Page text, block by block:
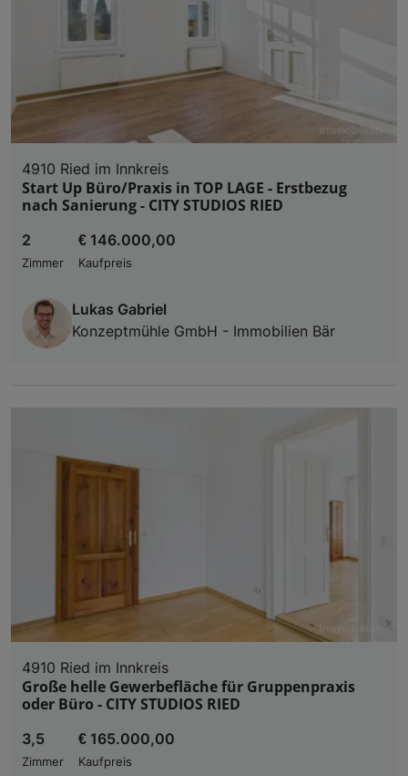
4910 Ried im Innkreis
Start Up Büro/Praxis in TOP LAGE - Erstbezug
nach Sanierung - CITY STUDIOS RIED
2
Zimmer
€ 146.000,00
Kaufpreis
Lukas Gabriel
Konzeptmühle GmbH - Immobilien Bär
4910 Ried im Innkreis
Große helle Gewerbefläche für Gruppenpraxis
oder Büro - CITY STUDIOS RIED
3,5
Zimmer
€ 165.000,00
Kaufpreis